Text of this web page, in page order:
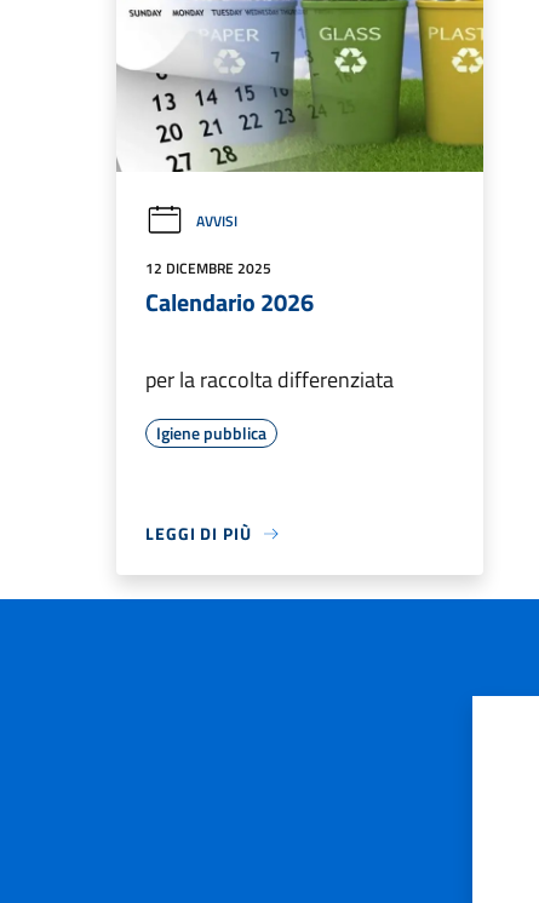
AVVISI
12 DICEMBRE 2025
Calendario 2026
per la raccolta differenziata
Igiene pubblica
LEGGI DI PIÙ